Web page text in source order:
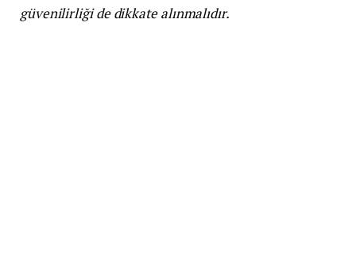
güvenilirliği de dikkate alınmalıdır.